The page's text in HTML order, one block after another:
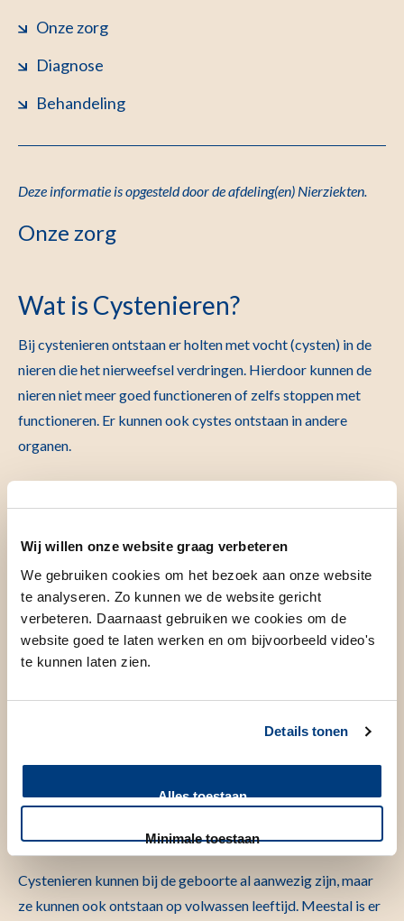
Wij willen onze website graag verbeteren
We gebruiken cookies om het bezoek aan onze website
te analyseren. Zo kunnen we de website gericht
verbeteren. Daarnaast gebruiken we cookies om de
website goed te laten werken en om bijvoorbeeld video's
te kunnen laten zien.
Details tonen
Alles toestaan
Minimale toestaan
Onze zorg
Diagnose
Behandeling
Deze informatie is opgesteld door de afdeling(en) Nierziekten.
Onze zorg
Wat is Cystenieren?
Bij cystenieren ontstaan er holten met vocht (cysten) in de
nieren die het nierweefsel verdringen. Hierdoor kunnen de
nieren niet meer goed functioneren of zelfs stoppen met
functioneren. Er kunnen ook cystes ontstaan in andere
organen.
Cystenieren | Erfelijkheid.nl
Verschijnselen
Wanneer er sprake is van cystenieren kunnen de volgende
verschijnselen optreden:
Hoge bloeddruk
Oorzaak
Cystenieren kunnen bij de geboorte al aanwezig zijn, maar
ze kunnen ook ontstaan op volwassen leeftijd. Meestal is er